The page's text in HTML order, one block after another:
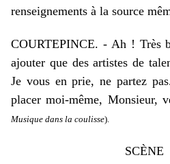
renseignements à la source
COURTEPINCE. - Ah ! Très
ajouter que des artistes de
Je vous en prie, ne partez
placer moi-même, Monsieur,
Musique dans la coulisse).
SCÈNE